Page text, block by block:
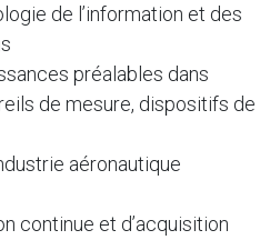
de l’information et des
préalables dans
de mesure, dispositifs de
aéronautique
continue et d’acquisition